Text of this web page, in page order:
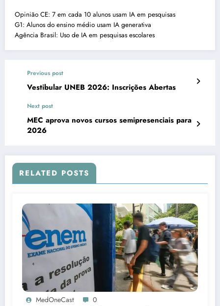
Opinião CE: 7 em cada 10 alunos usam IA em pesquisas
G1: Alunos do ensino médio usam IA generativa
Agência Brasil: Uso de IA em pesquisas escolares
Previous post
Vestibular UNEB 2026: Inscrições Abertas
Next post
MEC aprova novos cursos semipresenciais para
2026
RELATED POSTS
MedOneCast 0